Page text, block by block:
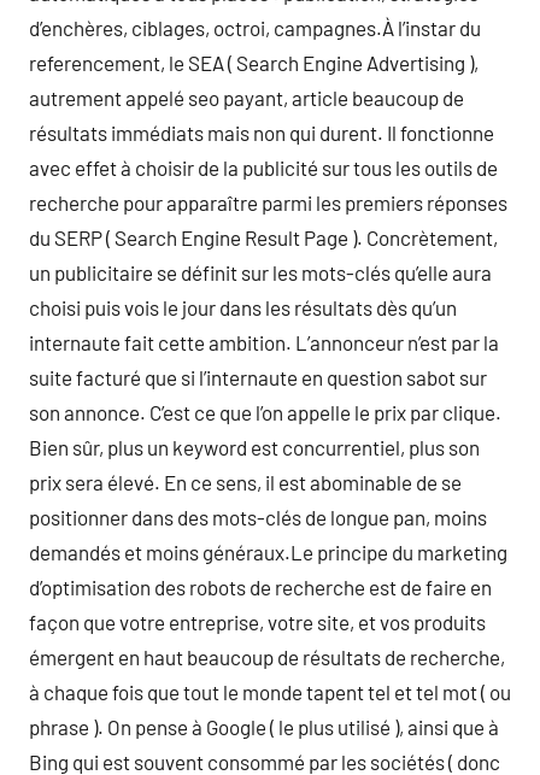
d’enchères, ciblages, octroi, campagnes.À l’instar du
referencement, le SEA ( Search Engine Advertising ),
autrement appelé seo payant, article beaucoup de
résultats immédiats mais non qui durent. Il fonctionne
avec effet à choisir de la publicité sur tous les outils de
recherche pour apparaître parmi les premiers réponses
du SERP ( Search Engine Result Page ). Concrètement,
un publicitaire se définit sur les mots-clés qu’elle aura
choisi puis vois le jour dans les résultats dès qu’un
internaute fait cette ambition. L’annonceur n’est par la
suite facturé que si l’internaute en question sabot sur
son annonce. C’est ce que l’on appelle le prix par clique.
Bien sûr, plus un keyword est concurrentiel, plus son
prix sera élevé. En ce sens, il est abominable de se
positionner dans des mots-clés de longue pan, moins
demandés et moins généraux.Le principe du marketing
d’optimisation des robots de recherche est de faire en
façon que votre entreprise, votre site, et vos produits
émergent en haut beaucoup de résultats de recherche,
à chaque fois que tout le monde tapent tel et tel mot ( ou
phrase ). On pense à Google ( le plus utilisé ), ainsi que à
Bing qui est souvent consommé par les sociétés ( donc